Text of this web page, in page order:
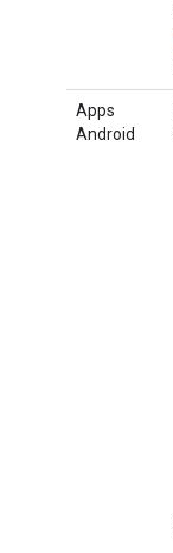
Apps
Android